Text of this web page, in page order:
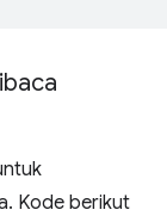
Kode berikut